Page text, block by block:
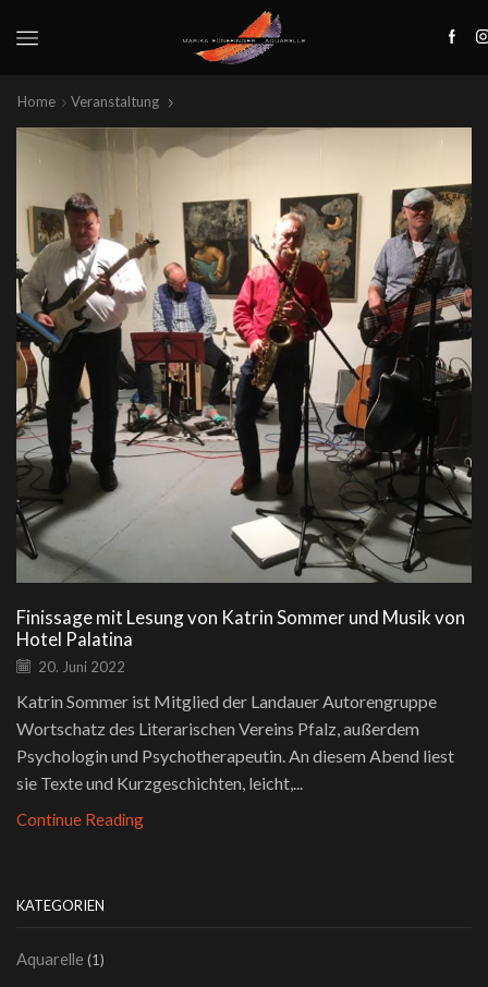
Home Veranstaltung
Finissage mit Lesung von Katrin Sommer und Musik von
Hotel Palatina
20. Juni 2022
Katrin Sommer ist Mitglied der Landauer Autorengruppe
Wortschatz des Literarischen Vereins Pfalz, außerdem
Psychologin und Psychotherapeutin. An diesem Abend liest
sie Texte und Kurzgeschichten, leicht,...
Continue Reading
KATEGORIEN
Aquarelle (1)